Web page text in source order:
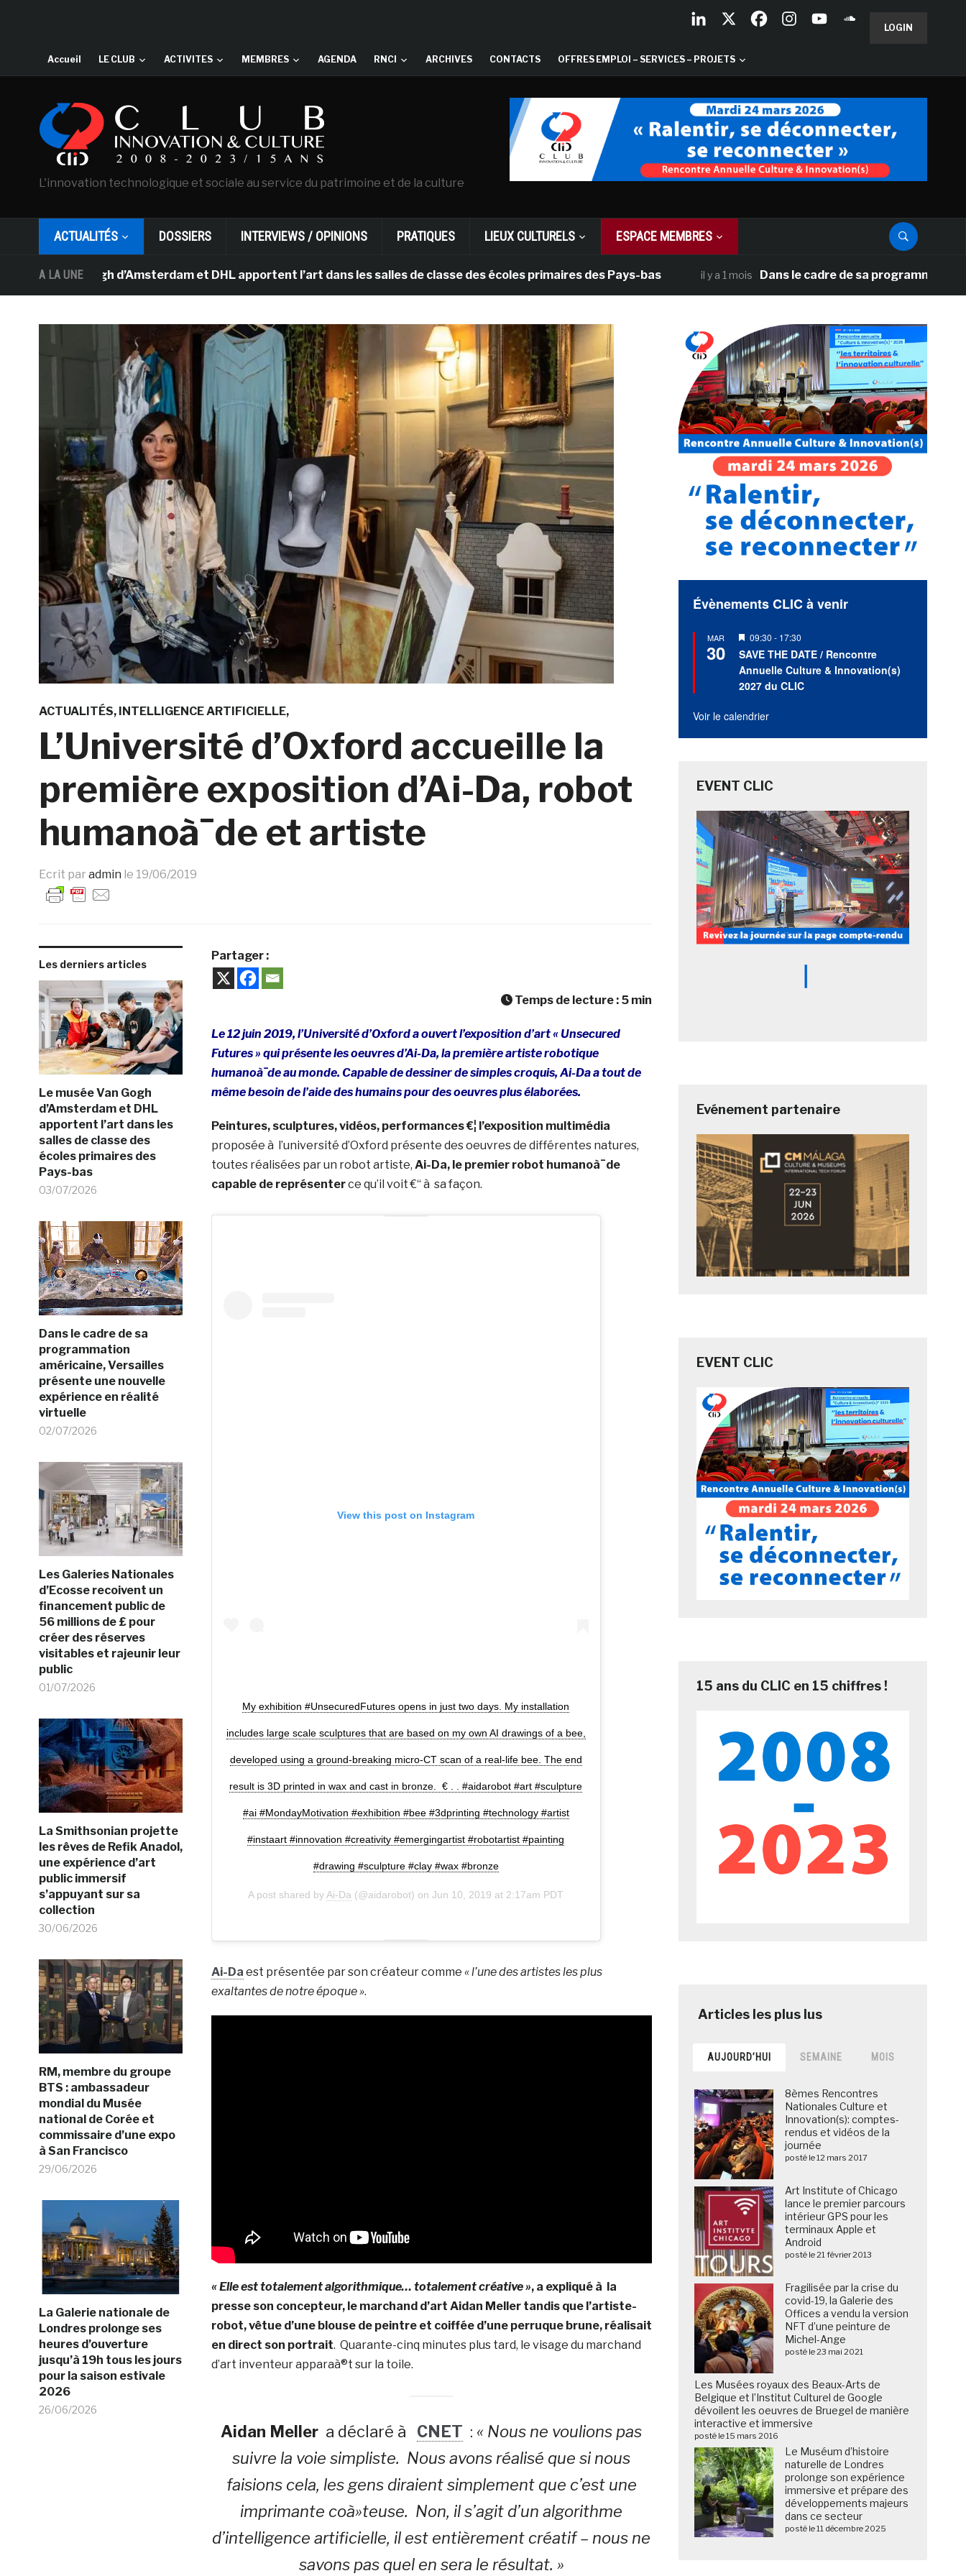
LOGIN
Accueil LE CLUB ACTIVITES MEMBRES AGENDA RNCI ARCHIVES CONTACTS OFFRES EMPLOI – SERVICES – PROJETS
L'innovation technologique et sociale au service du patrimoine et de la culture
ACTUALITÉS DOSSIERS INTERVIEWS / OPINIONS PRATIQUES LIEUX CULTURELS ESPACE MEMBRES
A LA UNE
Van Gogh d’Amsterdam et DHL apportent l’art dans les salles de classe des écoles primaires des Pays-bas il y a 1 mois Dans le cadre de sa programmation
ACTUALITÉS INTELLIGENCE ARTIFICIELLE
L’Université d’Oxford accueille la
première exposition d’Ai-Da, robot
humanoà¯de et artiste
Ecrit par admin le 19/06/2019
Les derniers articles
Le musée Van Gogh
d’Amsterdam et DHL
apportent l’art dans les
salles de classe des
écoles primaires des
Pays-bas
03/07/2026
Dans le cadre de sa
programmation
américaine, Versailles
présente une nouvelle
expérience en réalité
virtuelle
02/07/2026
Les Galeries Nationales
d’Ecosse recoivent un
financement public de
56 millions de £ pour
créer des réserves
visitables et rajeunir leur
public
01/07/2026
La Smithsonian projette
les rêves de Refik Anadol,
une expérience d’art
public immersif
s’appuyant sur sa
collection
30/06/2026
RM, membre du groupe
BTS : ambassadeur
mondial du Musée
national de Corée et
commissaire d’une expo
à San Francisco
29/06/2026
La Galerie nationale de
Londres prolonge ses
heures d’ouverture
jusqu’à 19h tous les jours
pour la saison estivale
2026
26/06/2026
Partager :
Temps de lecture : 5 min
Le 12 juin 2019, l’Université d’Oxford a ouvert l’exposition d’art « Unsecured
Futures » qui présente les oeuvres d’Ai-Da, la première artiste robotique
humanoà¯de au monde. Capable de dessiner de simples croquis, Ai-Da a tout de
même besoin de l’aide des humains pour des oeuvres plus élaborées.
Peintures, sculptures, vidéos, performances €¦ l’exposition multimédia
proposée à l’université d’Oxford présente des oeuvres de différentes natures,
toutes réalisées par un robot artiste, Ai-Da, le premier robot humanoà¯de
capable de représenterce qu’il voit €“ à sa façon.
View this post on Instagram
My exhibition #UnsecuredFutures opens in just two days. My installation
includes large scale sculptures that are based on my own AI drawings of a bee,
developed using a ground-breaking micro-CT scan of a real-life bee. The end
result is 3D printed in wax and cast in bronze. € . . #aidarobot #art #sculpture
#ai #MondayMotivation #exhibition #bee #3dprinting #technology #artist
#instaart #innovation #creativity #emergingartist #robotartist #painting
#drawing #sculpture #clay #wax #bronze
A post shared by Ai-Da (@aidarobot) onJun 10, 2019 at 2:17am PDT
Ai-Da est présentée par son créateur comme « l’une des artistes les plus
exaltantes de notre époque ».
« Elle est totalement algorithmique… totalement créative », a expliqué à la
presse son concepteur, le marchand d’art Aidan Meller tandis que l’artiste-
robot, vêtue d’une blouse de peintre et coiffée d’une perruque brune, réalisait
en direct son portrait. Quarante-cinq minutes plus tard, le visage du marchand
d’art inventeur apparaà®t sur la toile.
Aidan Meller a déclaré à CNET : « Nous ne voulions pas
suivre la voie simpliste. Nous avons réalisé que si nous
faisions cela, les gens diraient simplement que c’est une
imprimante coà»teuse. Non, il s’agit d’un algorithme
d’intelligence artificielle, il est entièrement créatif – nous ne
savons pas quel en sera le résultat. »
Évènements CLIC à venir
MAR
30
Mis
en
avant
09:30 - 17:30
SAVE THE DATE / Rencontre
Annuelle Culture & Innovation(s)
2027 du CLIC
Voir le calendrier
EVENT CLIC
Evénement partenaire
EVENT CLIC
15 ans du CLIC en 15 chiffres !
AUJOURD’HUI SEMAINE MOIS
8èmes Rencontres
Nationales Culture et
Innovation(s): comptes-
rendus et vidéos de la
journée
posté le 12 mars 2017
Art Institute of Chicago
lance le premier parcours
intérieur GPS pour les
terminaux Apple et
Android
posté le 21 février 2013
Fragilisée par la crise du
covid-19, la Galerie des
Offices a vendu la version
NFT d’une peinture de
Michel-Ange
posté le 23 mai 2021
Les Musées royaux des Beaux-Arts de
Belgique et l’Institut Culturel de Google
dévoilent les oeuvres de Bruegel de manière
interactive et immersive
posté le 15 mars 2016
Le Muséum d’histoire
naturelle de Londres
prolonge son expérience
immersive et prépare des
développements majeurs
dans ce secteur
posté le 11 décembre 2025